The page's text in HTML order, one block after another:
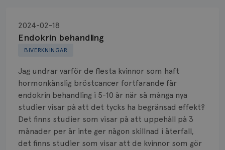
BIVERKNINGAR
Endokrin behandling
2024-02-18
Jag undrar varför de flesta kvinnor som haft
hormonkänslig bröstcancer fortfarande får
endokrin behandling i 5-10 år när så många nya
studier visar på att det tycks ha begränsad effekt?
Det finns studier som visar på att uppehåll på 3
månader per år inte ger någon skillnad i återfall,
det finns studier som visar att de kvinnor som gör
Biopsi
Biverkningar
Bröstvårta
Knöl
Läkemedel
Typ av bröstcancer